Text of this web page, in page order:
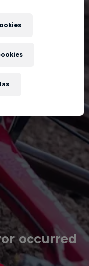
occurred